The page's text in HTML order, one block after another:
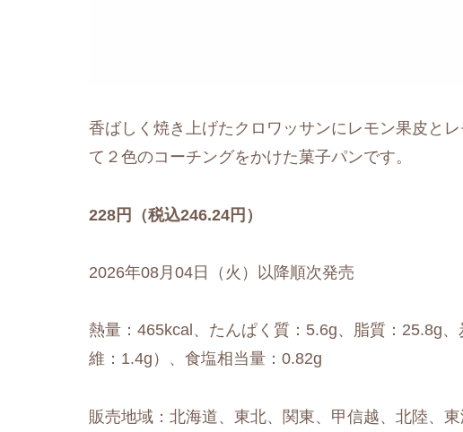
香ばしく焼き上げたクロワッサンにレモン果皮と
て２色のコーチングをかけた菓子パンです。
228円（税込246.24円）
2026年08月04日（火）以降順次発売
熱量：465kcal、たんぱく質：5.6g、脂質：25.8g
維：1.4g）、食塩相当量：0.82g
販売地域：北海道、東北、関東、甲信越、北陸、